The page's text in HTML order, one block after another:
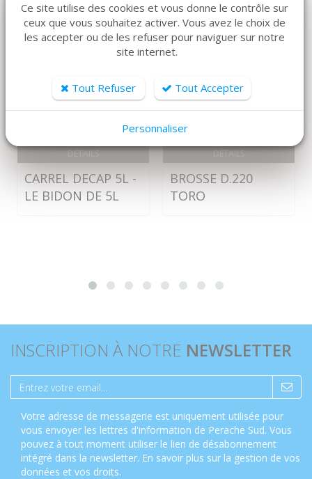
DÉTAILS
CARREL DECAP 5L -
LE BIDON DE 5L
DÉTAILS
BROSSE D.220
TORO
INSCRIPTION À NOTRE NEWSLETTER
Votre adresse de messagerie est uniquement utilisée pour
vous envoyer les lettres d'information de Perache Sud. Vous
pouvez à tout moment utiliser le lien de désabonnement
intégré dans la newsletter. En savoir plus sur la gestion de vos
données et vos droits.
Ce site utilise des cookies et vous donne le contrôle sur
ceux que vous souhaitez activer. Vous avez le choix de
les accepter ou de les refuser pour naviguer sur notre
site internet.
Tout Refuser Tout Accepter
Personnaliser